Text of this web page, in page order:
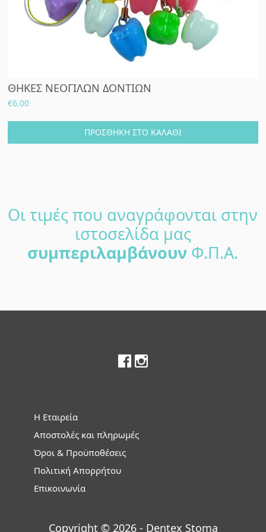
ΘΗΚΕΣ ΝΕΟΓΙΛΩΝ ΔΟΝΤΙΩΝ
€6.00
ΠΡΟΣΘΉΚΗ ΣΤΟ ΚΑΛΆΘΙ
Οι τιμές που αναγράφονται στην
ιστοσελίδα μας
συμπεριλαμβάνουν Φ.Π.Α.
Η Εταιρεία
Αποστολές και πληρωμές
Όροι & Προϋποθέσεις
Πολιτική Απορρήτου
Επικοινωνία
Copyright © 2026 - Dentex Stoma